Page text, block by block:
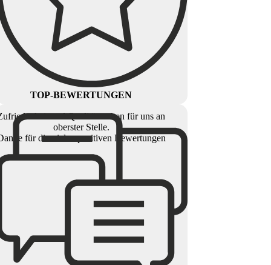
TOP-BEWERTUNGEN
und Qualität stehen für uns an
oberster Stelle.
für die vielen positiven Bewertungen